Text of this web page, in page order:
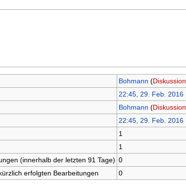
Bohmann (Diskussion
22:45, 29. Feb. 2016
Bohmann (Diskussion
22:45, 29. Feb. 2016
1
1
(innerhalb der letzten 91 Tage) 0
erfolgten Bearbeitungen
0